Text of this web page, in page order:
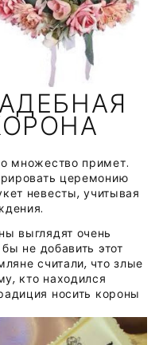
множество примет.
церемонию
невесты, учитывая
выглядят очень
не добавить этот
считали, что злые
кто находился
носить короны